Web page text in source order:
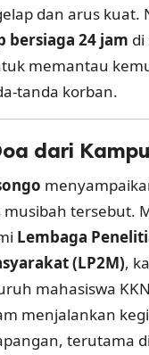
dan arus kuat.
bersiaga 24 jam di
memantau
tanda korban.
dari
musibah tersebut.
Lembaga
(LP2M),
mahasiswa
menjalankan
terutama